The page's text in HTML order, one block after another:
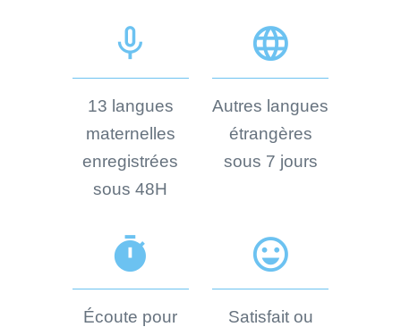
mic_none
13 langues
maternelles
enregistrées
sous 48H
language
Autres langues
étrangères
sous 7 jours
timer
Écoute pour
sentiment_very_satisfied
Satisfait ou